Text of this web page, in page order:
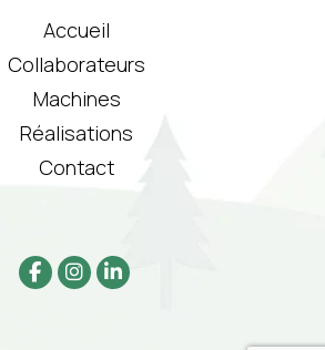
Accueil
Collaborateurs
Machines
Réalisations
Contact